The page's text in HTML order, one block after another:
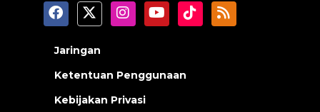
Jaringan
Ketentuan Penggunaan
Kebijakan Privasi